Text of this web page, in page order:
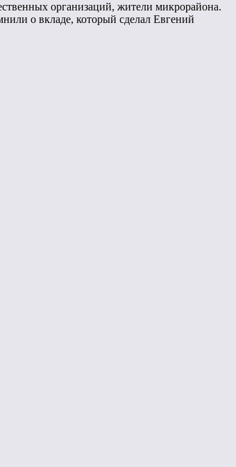
организаций, жители микрорайона.
о вкладе, который сделал Евгений